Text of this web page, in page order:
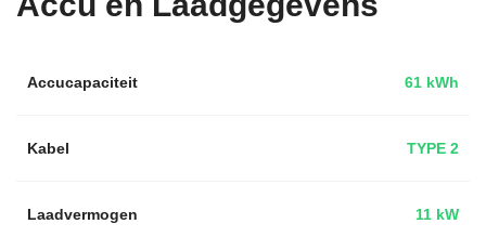
Accucapaciteit 61 kWh
Kabel TYPE 2
Laadvermogen 11 kW